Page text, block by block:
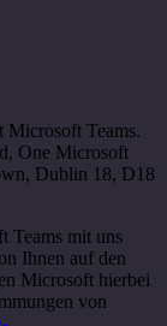
Microsoft Teams.
One Microsoft
Dublin 18, D18
Teams mit uns
Ihnen auf den
Microsoft hierbei
von